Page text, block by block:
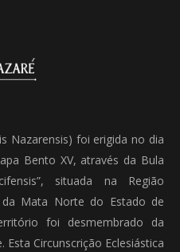
Nazarensis) foi erigida no dia
Bento XV, através da Bula
situada na Região
Mata Norte do Estado de
foi desmembrado da
Esta Circunscrição Eclesiástica